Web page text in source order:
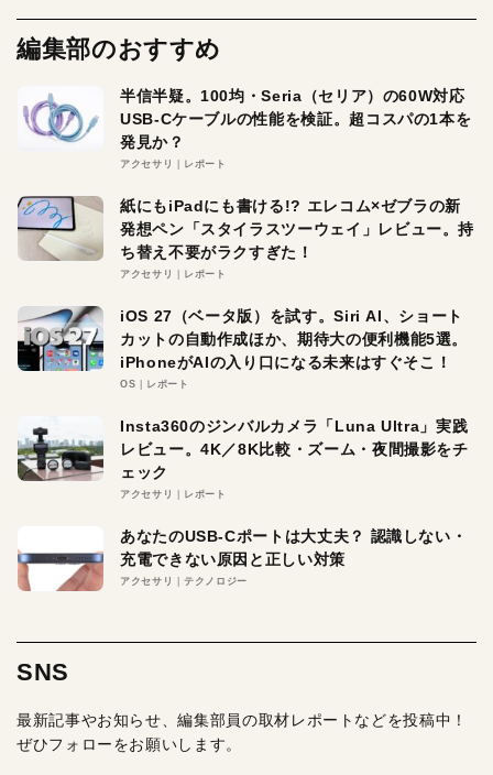
編集部のおすすめ
半信半疑。100均・Seria（セリア）の60W対応
USB-Cケーブルの性能を検証。超コスパの1本を
発見か？
アクセサリ レポート
紙にもiPadにも書ける!? エレコム×ゼブラの新
発想ペン「スタイラスツーウェイ」レビュー。持
ち替え不要がラクすぎた！
アクセサリ レポート
iOS 27（ベータ版）を試す。Siri AI、ショート
カットの自動作成ほか、期待大の便利機能5選。
iPhoneがAIの入り口になる未来はすぐそこ！
OS レポート
Insta360のジンバルカメラ「Luna Ultra」実践
レビュー。4K／8K比較・ズーム・夜間撮影をチ
ェック
アクセサリ レポート
あなたのUSB-Cポートは大丈夫？ 認識しない・
充電できない原因と正しい対策
アクセサリ テクノロジー
SNS
最新記事やお知らせ、編集部員の取材レポートなどを投稿中！
ぜひフォローをお願いします。